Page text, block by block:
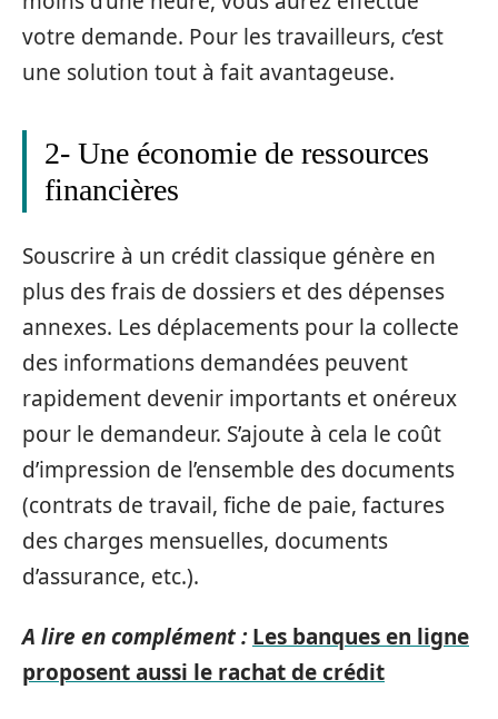
votre demande. Pour les travailleurs, c’est
une solution tout à fait avantageuse.
2- Une économie de ressources
financières
Souscrire à un crédit classique génère en
plus des frais de dossiers et des dépenses
annexes. Les déplacements pour la collecte
des informations demandées peuvent
rapidement devenir importants et onéreux
pour le demandeur. S’ajoute à cela le coût
d’impression de l’ensemble des documents
(contrats de travail, fiche de paie, factures
des charges mensuelles, documents
d’assurance, etc.).
A lire en complément : Les banques en ligne
proposent aussi le rachat de crédit